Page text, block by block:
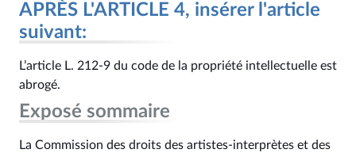
APRÈS L'ARTICLE 4, insérer l'article
suivant:
L’article L. 212‑9 du code de la propriété intellectuelle est
abrogé.
Exposé sommaire
La Commission des droits des artistes-interprètes et des